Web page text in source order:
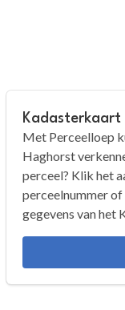
Kadasterkaart
Met Perceelloep
Haghorst
perceel? Klik het
perceelnummer
gegevens van het